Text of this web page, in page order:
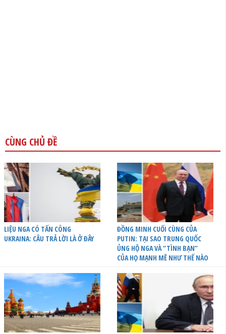
CÙNG CHỦ ĐỀ
LIỆU NGA CÓ TẤN CÔNG
UKRAINA: CÂU TRẢ LỜI LÀ Ở ĐÂY
ĐỒNG MINH CUỐI CÙNG CỦA
PUTIN: TẠI SAO TRUNG QUỐC
ỦNG HỘ NGA VÀ “TÌNH BẠN”
CỦA HỌ MẠNH MẼ NHƯ THẾ NÀO